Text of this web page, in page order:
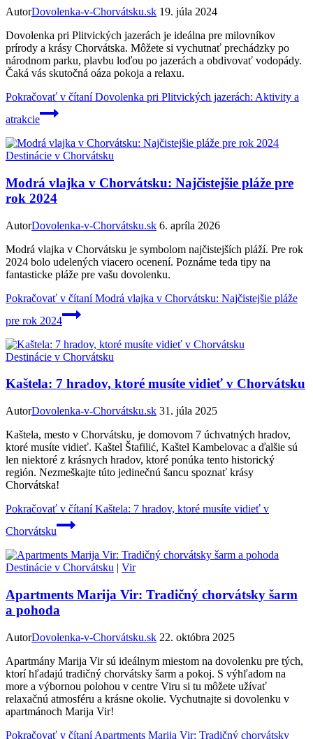
AutorDovolenka-v-Chorvátsku.sk 19. júla 2024
Dovolenka pri Plitvických jazerách je ideálna pre milovníkov
prírody a krásy Chorvátska. Môžete si vychutnať prechádzky po
národnom parku, plavbu loďou po jazerách a obdivovať vodopády.
Čaká vás skutočná oáza pokoja a relaxu.
Pokračovať v čítaníDovolenka pri Plitvických jazerách: Aktivity a
atrakcie
Destinácie v Chorvátsku
Modrá vlajka v Chorvátsku: Najčistejšie pláže pre
rok 2024
AutorDovolenka-v-Chorvátsku.sk 6. apríla 2026
Modrá vlajka v Chorvátsku je symbolom najčistejších pláží. Pre rok
2024 bolo udelených viacero ocenení. Poznáme teda tipy na
fantasticke pláže pre vašu dovolenku.
Pokračovať v čítaníModrá vlajka v Chorvátsku: Najčistejšie pláže
pre rok 2024
Destinácie v Chorvátsku
Kaštela: 7 hradov, ktoré musíte vidieť v Chorvátsku
AutorDovolenka-v-Chorvátsku.sk 31. júla 2025
Kaštela, mesto v Chorvátsku, je domovom 7 úchvatných hradov,
ktoré musíte vidieť. Kaštel Štafilić, Kaštel Kambelovac a ďalšie sú
len niektoré z krásnych hradov, ktoré ponúka tento historický
región. Nezmeškajte túto jedinečnú šancu spoznať krásy
Chorvátska!
Pokračovať v čítaníKaštela: 7 hradov, ktoré musíte vidieť v
Chorvátsku
Destinácie v Chorvátsku | Vir
Apartments Marija Vir: Tradičný chorvátsky šarm
a pohoda
AutorDovolenka-v-Chorvátsku.sk 22. októbra 2025
Apartmány Marija Vir sú ideálnym miestom na dovolenku pre tých,
ktorí hľadajú tradičný chorvátsky šarm a pokoj. S výhľadom na
more a výbornou polohou v centre Viru si tu môžete užívať
relaxačnú atmosféru a krásne okolie. Vychutnajte si dovolenku v
apartmánoch Marija Vir!
Pokračovať v čítaníApartments Marija Vir: Tradičný chorvátsky